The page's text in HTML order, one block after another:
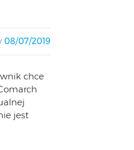
08/07/2019
chce
jest